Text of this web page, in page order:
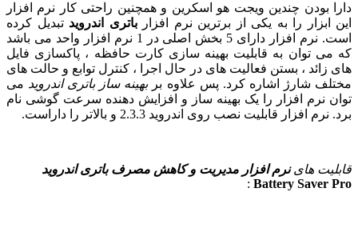
بودن چندین ویجت هو اسکرین و همچنین راحتی کار نرم افزار
را به یکی از برترین نرم افزار باتری اندروید تبدیل کرده
است. نرم افزار دارای 5 بخش اصلی در 1 نرم افزار واحد می باشد
توان به قابلیت بهینه سازی کارت حافظه ، پاکسازی فایل
، بستن فعالیت های در حال اجرا ، کنترل توابع و حالت های
شارژ اشاره کرد. پس علاوه بربهینه ساز باتری اندرویدمی
نرم افزار را یک بهینه ساز و افزایش دهنده سرعت گوشی نام
قابلیت نصب روی اندروید 2.3.3 و بالاتر را داراست.
هاینرم افزار مدیریت و کاهش مصرف باتری اندروید
Battery
: